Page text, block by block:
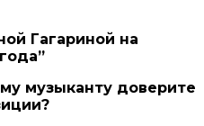
Гагариной на
музыканту доверите